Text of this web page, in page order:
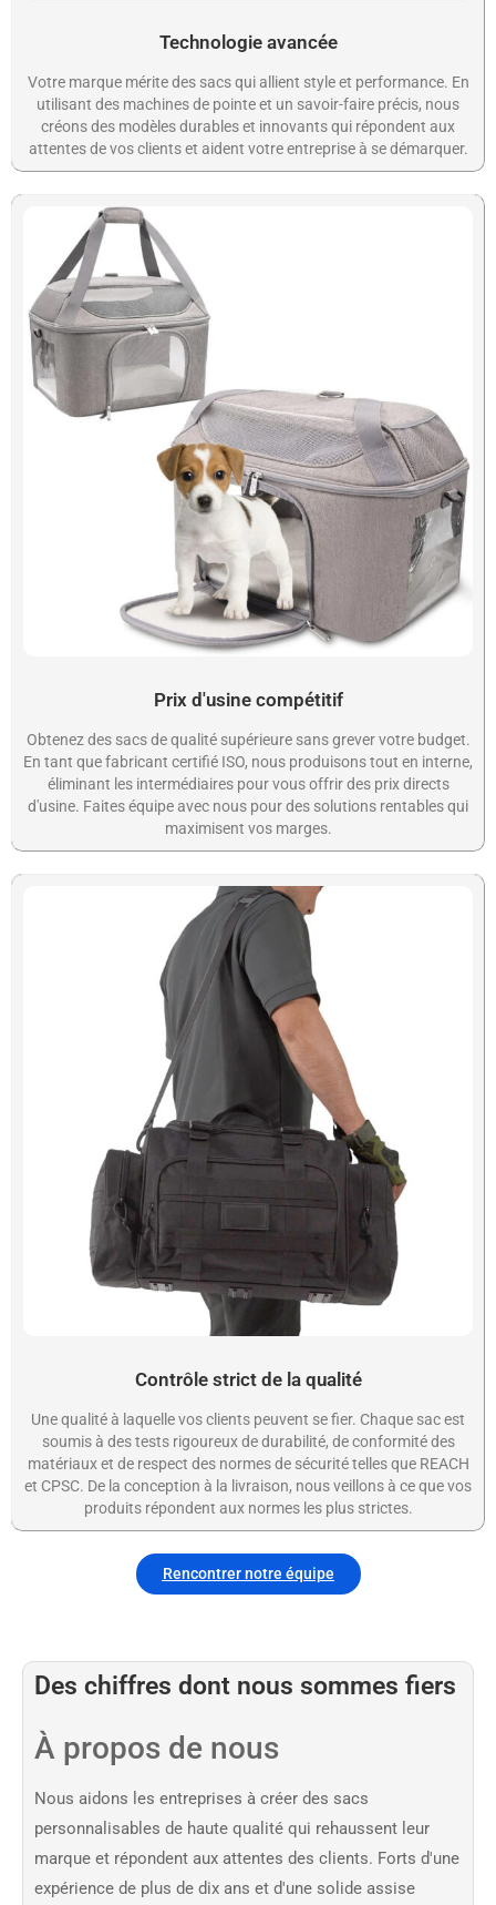
Technologie avancée
Votre marque mérite des sacs qui allient style et performance. En
utilisant des machines de pointe et un savoir-faire précis, nous
créons des modèles durables et innovants qui répondent aux
attentes de vos clients et aident votre entreprise à se démarquer.
Prix d'usine compétitif
Obtenez des sacs de qualité supérieure sans grever votre budget.
En tant que fabricant certifié ISO, nous produisons tout en interne,
éliminant les intermédiaires pour vous offrir des prix directs
d'usine. Faites équipe avec nous pour des solutions rentables qui
maximisent vos marges.
Contrôle strict de la qualité
Une qualité à laquelle vos clients peuvent se fier. Chaque sac est
soumis à des tests rigoureux de durabilité, de conformité des
matériaux et de respect des normes de sécurité telles que REACH
et CPSC. De la conception à la livraison, nous veillons à ce que vos
produits répondent aux normes les plus strictes.
Rencontrer notre équipe
Des chiffres dont nous sommes fiers
À propos de nous
Nous aidons les entreprises à créer des sacs
personnalisables de haute qualité qui rehaussent leur
marque et répondent aux attentes des clients. Forts d'une
expérience de plus de dix ans et d'une solide assise